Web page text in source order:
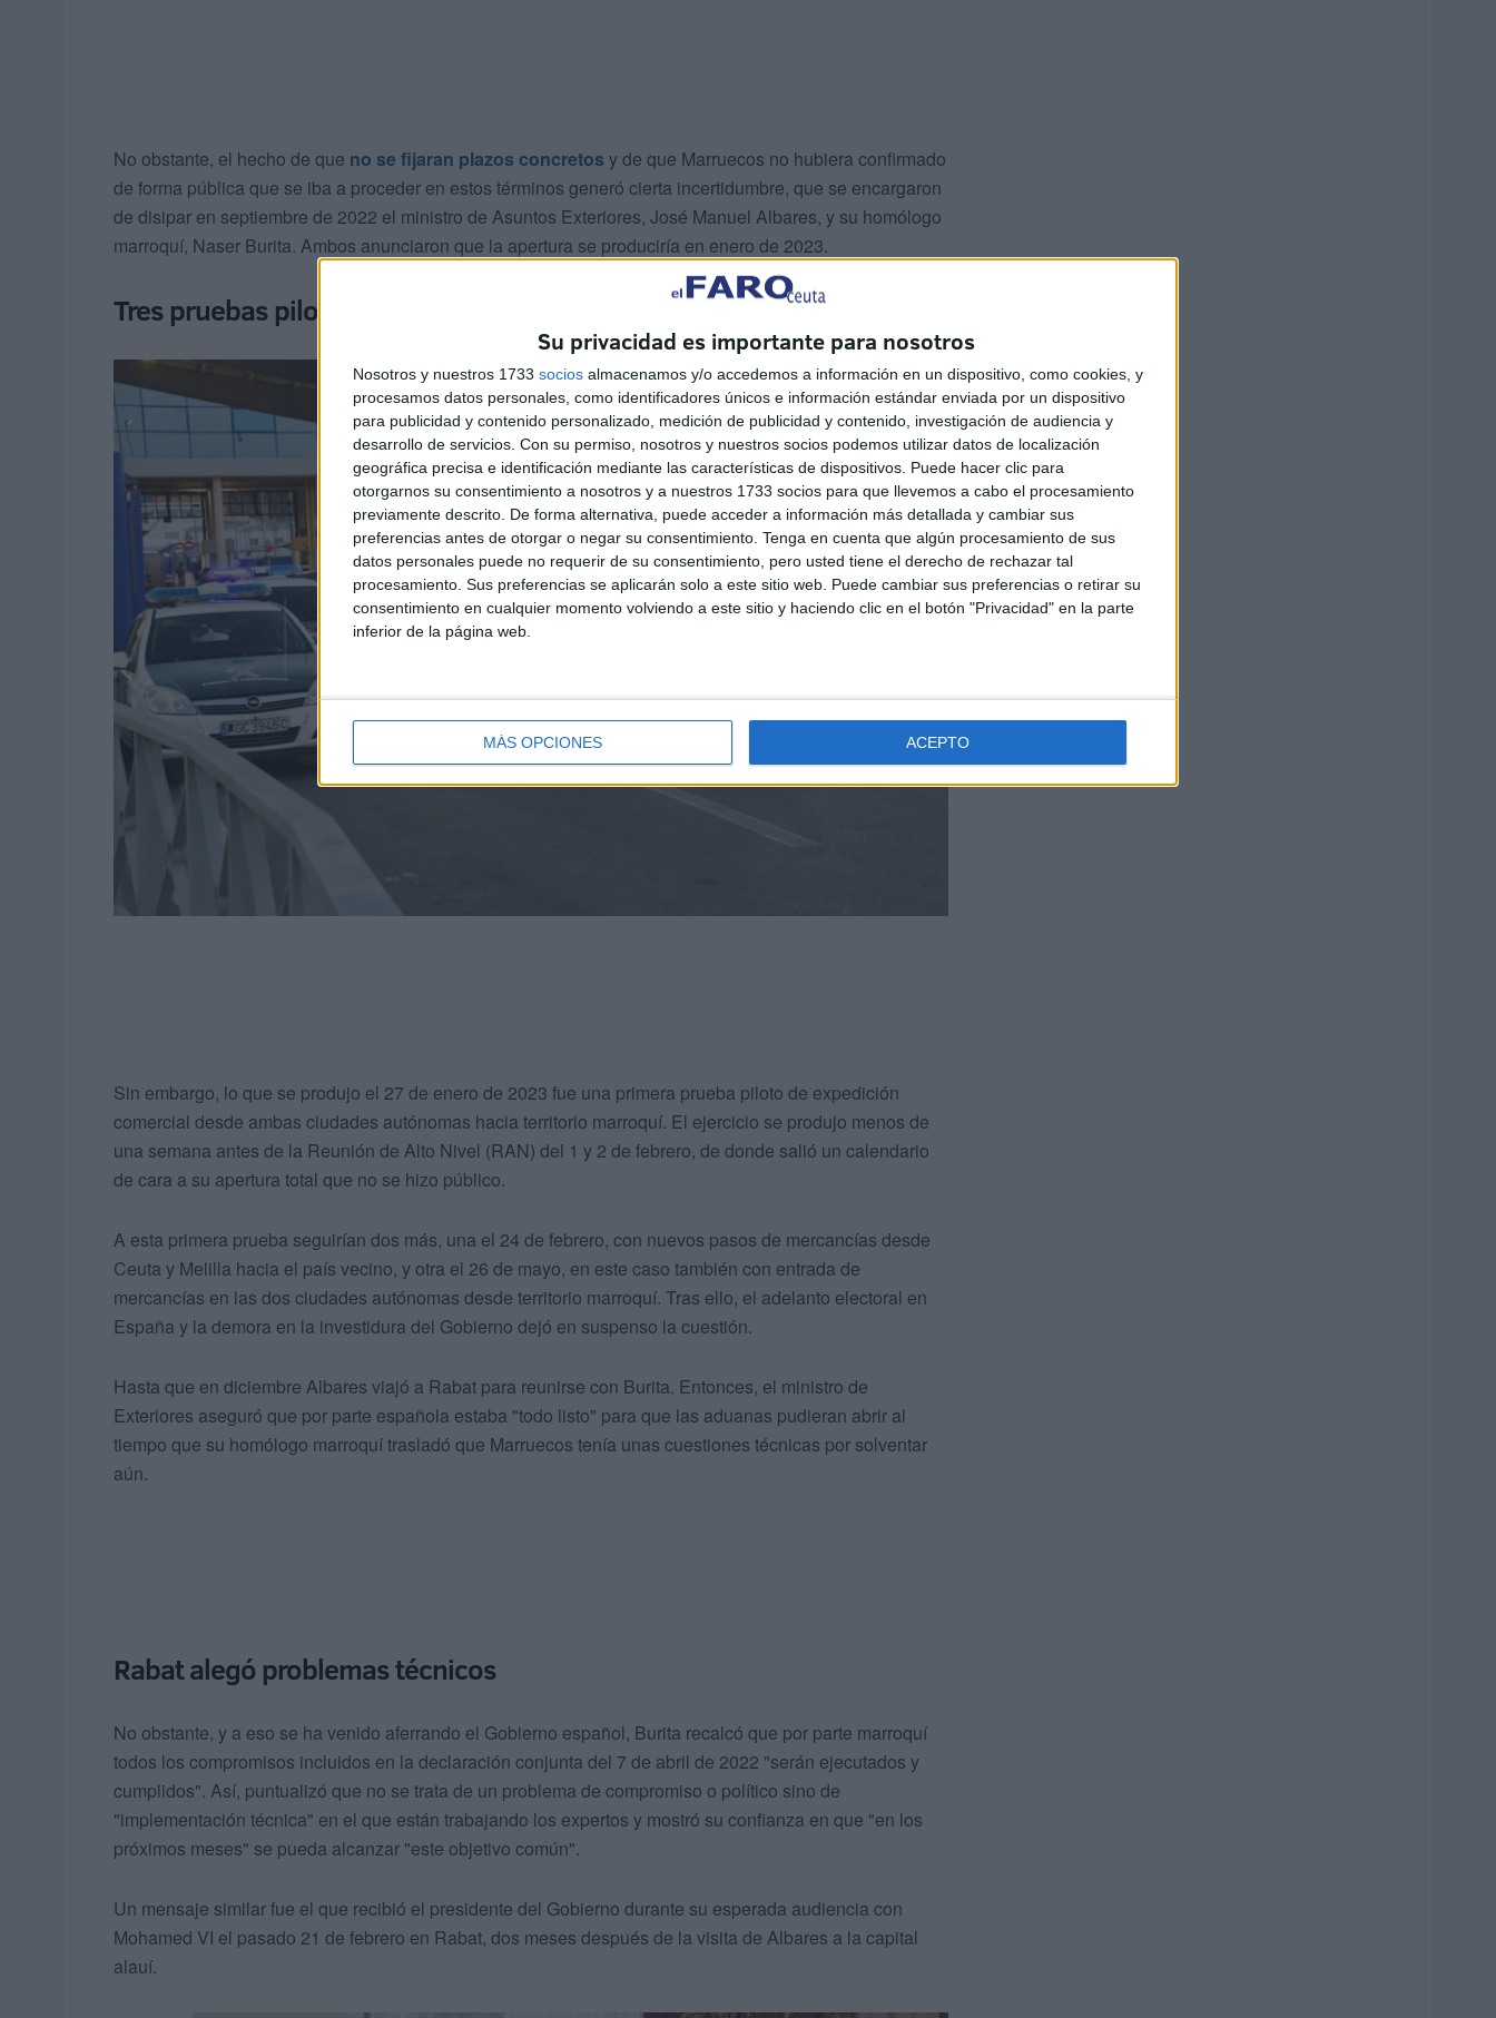
Su privacidad es importante para nosotros
Nosotros y nuestros 1733 socios almacenamos y/o accedemos a información en un dispositivo, como cookies, y
procesamos datos personales, como identificadores únicos e información estándar enviada por un dispositivo
para publicidad y contenido personalizado, medición de publicidad y contenido, investigación de audiencia y
desarrollo de servicios. Con su permiso, nosotros y nuestros socios podemos utilizar datos de localización
geográfica precisa e identificación mediante las características de dispositivos. Puede hacer clic para
otorgarnos su consentimiento a nosotros y a nuestros 1733 socios para que llevemos a cabo el procesamiento
previamente descrito. De forma alternativa, puede acceder a información más detallada y cambiar sus
preferencias antes de otorgar o negar su consentimiento. Tenga en cuenta que algún procesamiento de sus
datos personales puede no requerir de su consentimiento, pero usted tiene el derecho de rechazar tal
procesamiento. Sus preferencias se aplicarán solo a este sitio web. Puede cambiar sus preferencias o retirar su
consentimiento en cualquier momento volviendo a este sitio y haciendo clic en el botón "Privacidad" en la parte
inferior de la página web.
MÁS OPCIONES ACEPTO
No obstante, el hecho de que no se fijaran plazos concretos y de que Marruecos no hubiera confirmado
de forma pública que se iba a proceder en estos términos generó cierta incertidumbre, que se encargaron
de disipar en septiembre de 2022 el ministro de Asuntos Exteriores, José Manuel Albares, y su homólogo
marroquí, Naser Burita. Ambos anunciaron que la apertura se produciría en enero de 2023.
Tres pruebas piloto
Sin embargo, lo que se produjo el 27 de enero de 2023 fue una primera prueba piloto de expedición
comercial desde ambas ciudades autónomas hacia territorio marroquí. El ejercicio se produjo menos de
una semana antes de la Reunión de Alto Nivel (RAN) del 1 y 2 de febrero, de donde salió un calendario
de cara a su apertura total que no se hizo público.
A esta primera prueba seguirían dos más, una el 24 de febrero, con nuevos pasos de mercancías desde
Ceuta y Melilla hacia el país vecino, y otra el 26 de mayo, en este caso también con entrada de
mercancías en las dos ciudades autónomas desde territorio marroquí. Tras ello, el adelanto electoral en
España y la demora en la investidura del Gobierno dejó en suspenso la cuestión.
Hasta que en diciembre Albares viajó a Rabat para reunirse con Burita. Entonces, el ministro de
Exteriores aseguró que por parte española estaba "todo listo" para que las aduanas pudieran abrir al
tiempo que su homólogo marroquí trasladó que Marruecos tenía unas cuestiones técnicas por solventar
aún.
Rabat alegó problemas técnicos
No obstante, y a eso se ha venido aferrando el Gobierno español, Burita recalcó que por parte marroquí
todos los compromisos incluidos en la declaración conjunta del 7 de abril de 2022 "serán ejecutados y
cumplidos". Así, puntualizó que no se trata de un problema de compromiso o político sino de
"implementación técnica" en el que están trabajando los expertos y mostró su confianza en que "en los
próximos meses" se pueda alcanzar "este objetivo común".
Un mensaje similar fue el que recibió el presidente del Gobierno durante su esperada audiencia con
Mohamed VI el pasado 21 de febrero en Rabat, dos meses después de la visita de Albares a la capital
alauí.